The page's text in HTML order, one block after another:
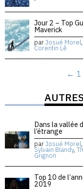
Jour 2 – Top
Maverick
parJosué Morel,
Corentin Lê
← 1
Dans la vallée
l’étrange
parJosué Morel,
Sylvain Blandy,
Grignon
Top 10 de
2019